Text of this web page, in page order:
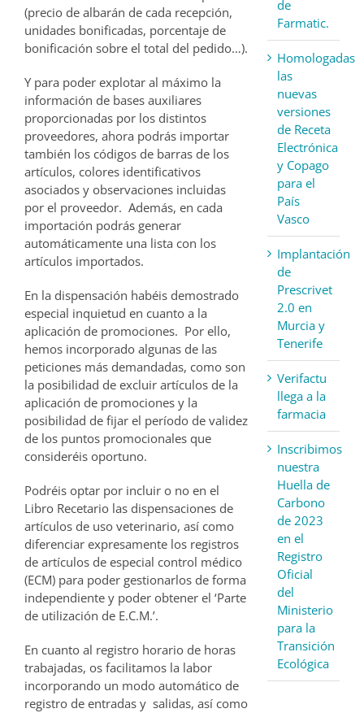
(precio de albarán de cada recepción,
unidades bonificadas, porcentaje de
bonificación sobre el total del pedido…).
Y para poder explotar al máximo la
información de bases auxiliares
proporcionadas por los distintos
proveedores, ahora podrás importar
también los códigos de barras de los
artículos, colores identificativos
asociados y observaciones incluidas
por el proveedor. Además, en cada
importación podrás generar
automáticamente una lista con los
artículos importados.
En la dispensación habéis demostrado
especial inquietud en cuanto a la
aplicación de promociones. Por ello,
hemos incorporado algunas de las
peticiones más demandadas, como son
la posibilidad de excluir artículos de la
aplicación de promociones y la
posibilidad de fijar el período de validez
de los puntos promocionales que
consideréis oportuno.
Podréis optar por incluir o no en el
Libro Recetario las dispensaciones de
artículos de uso veterinario, así como
diferenciar expresamente los registros
de artículos de especial control médico
(ECM) para poder gestionarlos de forma
independiente y poder obtener el ‘Parte
de utilización de E.C.M.’.
En cuanto al registro horario de horas
trabajadas, os facilitamos la labor
incorporando un modo automático de
registro de entradas y salidas, así como
de
Farmatic.
Homologadas
las
nuevas
versiones
de Receta
Electrónica
y Copago
para el
País
Vasco
Implantación
de
Prescrivet
2.0 en
Murcia y
Tenerife
Verifactu
llega a la
farmacia
Inscribimos
nuestra
Huella de
Carbono
de 2023
en el
Registro
Oficial
del
Ministerio
para la
Transición
Ecológica